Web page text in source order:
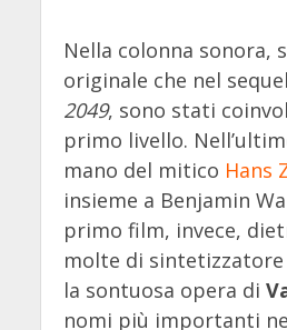
Nella colonna sonora,
originale che nel sequel
2049, sono stati
primo livello.
mano del mitico Hans
insieme a Benjamin
primo film, invece,
molte di
la sontuosa opera di
nomi più importanti